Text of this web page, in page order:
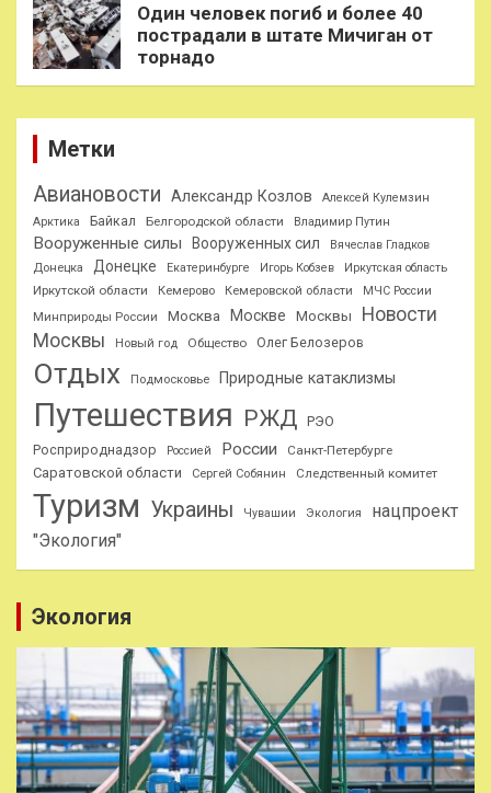
Один человек погиб и более 40
пострадали в штате Мичиган от
торнадо
Метки
Авиановости Александр Козлов
Алексей Кулемзин
Арктика
Байкал Белгородской области Владимир Путин
Вооруженные силы Вооруженных сил
Вячеслав Гладков
Донецка
Донецке Екатеринбурге Игорь Кобзев Иркутская область
Иркутской области Кемерово Кемеровской области
МЧС России
Минприроды России
Москва Москве Москвы
Новости
Москвы
Новый год Общество Олег Белозеров
Отдых Подмосковье Природные катаклизмы
Путешествия РЖД РЭО
Росприроднадзор
Россией России Санкт-Петербурге
Саратовской области Сергей Собянин Следственный комитет
Туризм Украины Чувашии Экология
нацпроект
"Экология"
Экология